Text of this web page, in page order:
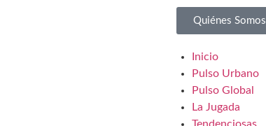
Quiénes Somos
Inicio
Pulso Urbano
Pulso Global
La Jugada